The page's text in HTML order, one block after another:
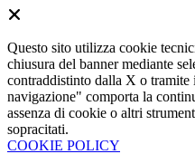
Questo sito utilizza cookie
chiusura del banner mediante
contraddistinto dalla X o
navigazione" comporta la
assenza di cookie o altri
sopracitati.
COOKIE POLICY